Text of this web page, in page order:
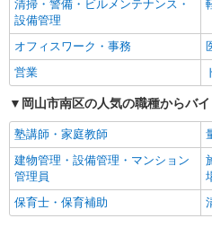
学校の調理補助
細は面接の際にご説明い
用期間：有（2
岡山県岡山
キープ
正社員
日本国民食株式会社 福田中学校（
月給
清掃・警備・ビルメンテナンス・
設備管理
オフィスワーク・事務
営業
岡山市南区の人気の職種からバ
塾講師・家庭教師
建物管理・設備管理・マンション
管理員
保育士・保育補助